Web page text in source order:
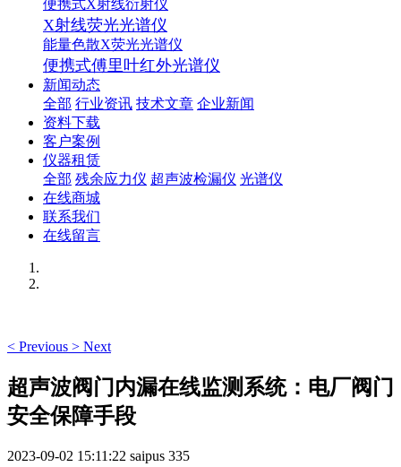
便携式X射线衍射仪
X射线荧光光谱仪
能量色散X荧光光谱仪
便携式傅里叶红外光谱仪
新闻动态
全部 行业资讯 技术文章 企业新闻
资料下载
客户案例
仪器租赁
全部 残余应力仪 超声波检漏仪 光谱仪
在线商城
联系我们
在线留言
< Previous > Next
超声波阀门内漏在线监测系统：电厂阀门
安全保障手段
2023-09-02 15:11:22 saipus 335